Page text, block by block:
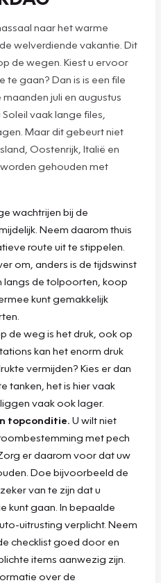
naar het warme
welverdiende vakantie. Dit
de wegen. Kiest u ervoor
gaan? Dan is is een file
juli en augustus
vaak lange files,
Maar dit gebeurt niet
Oostenrijk, Italië en
gehouden met
wachtrijen bij de
Neem daarom thuis
route uit te stippelen.
om, anders is de tijdswinst
langs de tolpoorten, koop
kunt gemakkelijk
de weg is het druk, ook op
kan het enorm druk
vermijden? Kies er dan
tanken, het is hier vaak
vaak ook lager.
topconditie. U wilt niet
met pech
er daarom voor dat uw
Doe bijvoorbeeld de
van te zijn dat u
kunt gaan. In bepaalde
uitrusting verplicht. Neem
checklist goed door en
items aanwezig zijn.
over de